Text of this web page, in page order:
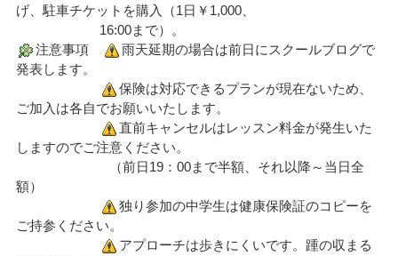
げ、駐車チケットを購入（1日￥1,000、
16:00まで）。
注意事項
雨天延期の場合は前日にスクールブログで
発表します。
保険は対応できるプランが現在ないため、
ご加入は各自でお願いいたします。
直前キャンセルはレッスン料金が発生いた
しますのでご注意ください。
（前日19：00まで半額、それ以降～当日全
額）
独り参加の中学生は健康保険証のコピーを
ご持参ください。
アプローチは歩きにくいです。踵の収まる